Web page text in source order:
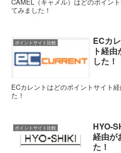
てみました！
ポイントサイト比較
ECカ
ト経
した！
ECカレントはどのポイントサイト
た！
ポイントサイト比較
HYO-
経由が
た！